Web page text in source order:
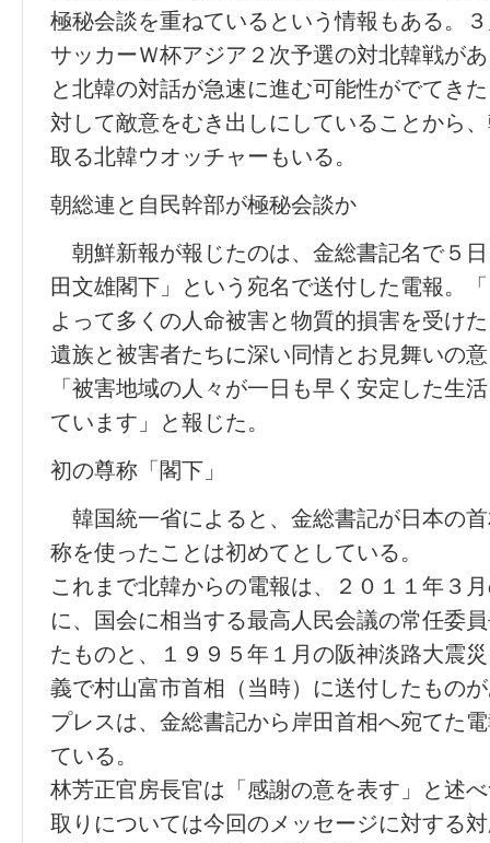
極秘会談を重ねているという情報もある。
サッカーＷ杯アジア２次予選の対北韓戦が
と北韓の対話が急速に進む可能性がでてき
対して敵意をむき出しにしていることから
取る北韓ウオッチャーもいる。
朝総連と自民幹部が極秘会談か
朝鮮新報が報じたのは、金総書記名で５
田文雄閣下」という宛名で送付した電報。
よって多くの人命被害と物質的損害を受け
遺族と被害者たちに深い同情とお見舞いの
「被害地域の人々が一日も早く安定した生
ています」と報じた。
初の尊称「閣下」
韓国統一省によると、金総書記が日本の
称を使ったことは初めてとしている。
これまで北韓からの電報は、２０１１年３
に、国会に相当する最高人民会議の常任委
たものと、１９９５年１月の阪神淡路大震
義で村山富市首相（当時）に送付したもの
プレスは、金総書記から岸田首相へ宛てた
ている。
林芳正官房長官は「感謝の意を表す」と述
取りについては今回のメッセージに対する